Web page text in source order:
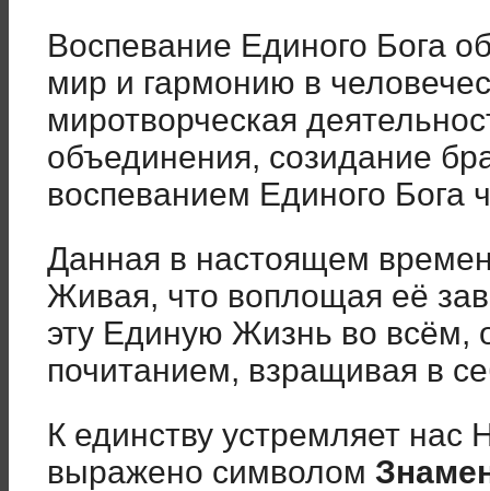
Воспевание Единого Бога
мир и гармонию в
миротворческая
объединения, созидание
воспеванием Единого Бога
Данная в настоящем
Живая, что воплощая её
эту Единую Жизнь во всём,
почитанием, взращивая в
К единству устремляет нас
выражено символом